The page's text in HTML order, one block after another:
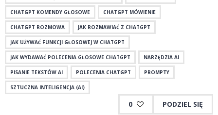
CHATGPT KOMENDY GŁOSOWE CHATGPT MÓWIENIE
CHATGPT ROZMOWA JAK ROZMAWIAĆ Z CHATGPT
JAK UŻYWAĆ FUNKCJI GŁOSOWEJ W CHATGPT
JAK WYDAWAĆ POLECENIA GŁOSOWE CHATGPT NARZĘDZIA AI
PISANIE TEKSTÓW AI POLECENIA CHATGPT PROMPTY
SZTUCZNA INTELIGENCJA (AI)
0 PODZIEL SIĘ